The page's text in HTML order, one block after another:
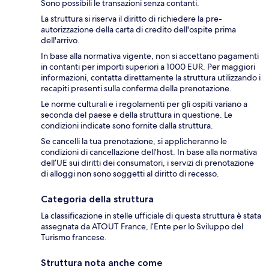
Sono possibili le transazioni senza contanti.
La struttura si riserva il diritto di richiedere la pre-
autorizzazione della carta di credito dell'ospite prima
dell'arrivo.
In base alla normativa vigente, non si accettano pagamenti
in contanti per importi superiori a 1000 EUR. Per maggiori
informazioni, contatta direttamente la struttura utilizzando i
recapiti presenti sulla conferma della prenotazione.
Le norme culturali e i regolamenti per gli ospiti variano a
seconda del paese e della struttura in questione. Le
condizioni indicate sono fornite dalla struttura.
Se cancelli la tua prenotazione, si applicheranno le
condizioni di cancellazione dell’host. In base alla normativa
dell’UE sui diritti dei consumatori, i servizi di prenotazione
di alloggi non sono soggetti al diritto di recesso.
Categoria della struttura
La classificazione in stelle ufficiale di questa struttura è stata
assegnata da ATOUT France, l’Ente per lo Sviluppo del
Turismo francese.
Struttura nota anche come